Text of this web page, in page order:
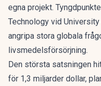
egna projekt.
Technology vid
angripa stora globala
livsmedelsförsörjning.
Den största satsningen
för 1,3 miljarder dollar,